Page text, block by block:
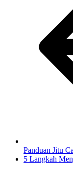
Panduan Jitu
5 Langkah